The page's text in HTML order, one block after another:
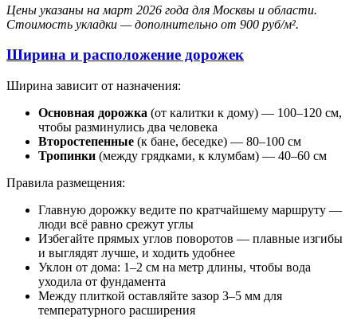
Цены указаны на март 2026 года для Москвы и области.
Стоимость укладки — дополнительно от 900 руб/м².
Ширина и расположение дорожек
Ширина зависит от назначения:
Основная дорожка (от калитки к дому) — 100–120 см,
чтобы разминулись два человека
Второстепенные (к бане, беседке) — 80–100 см
Тропинки (между грядками, к клумбам) — 40–60 см
Правила размещения:
Главную дорожку ведите по кратчайшему маршруту —
люди всё равно срежут углы
Избегайте прямых углов поворотов — плавные изгибы
и выглядят лучше, и ходить удобнее
Уклон от дома: 1–2 см на метр длины, чтобы вода
уходила от фундамента
Между плиткой оставляйте зазор 3–5 мм для
температурного расширения